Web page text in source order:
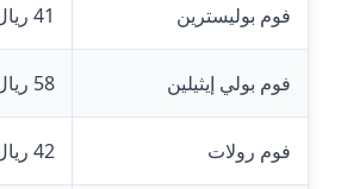
فوم بوليسترين 41 ريال سعودي
فوم بولي إيثيلين 58 ريال سعودي
فوم رولات 42 ريال سعودي